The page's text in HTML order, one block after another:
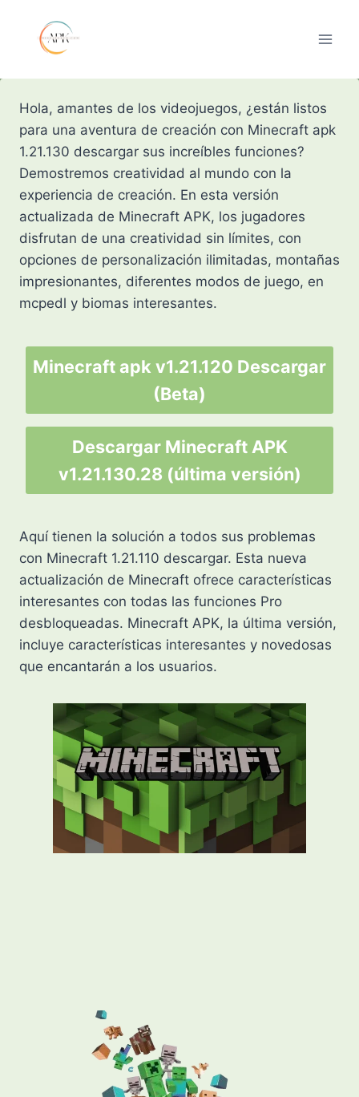
content
Hola, amantes de los videojuegos, ¿están listos
para una aventura de creación con Minecraft apk
1.21.130 descargar sus increíbles funciones?
Demostremos creatividad al mundo con la
experiencia de creación. En esta versión
actualizada de Minecraft APK, los jugadores
disfrutan de una creatividad sin límites, con
opciones de personalización ilimitadas, montañas
impresionantes, diferentes modos de juego, en
mcpedl y biomas interesantes.
Minecraft apk v1.21.120 Descargar
(Beta)
Descargar Minecraft APK
v1.21.130.28 (última versión)
Aquí tienen la solución a todos sus problemas
con Minecraft 1.21.110 descargar. Esta nueva
actualización de Minecraft ofrece características
interesantes con todas las funciones Pro
desbloqueadas. Minecraft APK, la última versión,
incluye características interesantes y novedosas
que encantarán a los usuarios.